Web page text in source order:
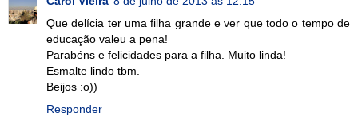
Que delícia ter uma filha grande e ver que todo o tempo de
educação valeu a pena!
Parabéns e felicidades para a filha. Muito linda!
Esmalte lindo tbm.
Beijos :o))
Responder